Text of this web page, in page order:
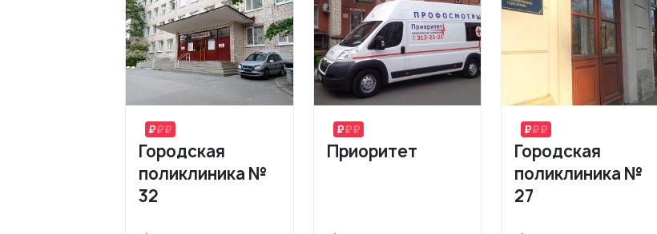
Городская
поликлиника №
32
Приоритет
Городская
поликлиника №
27